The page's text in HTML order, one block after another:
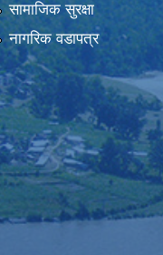
सामाजिक सुरक्षा
नागरिक वडापत्र